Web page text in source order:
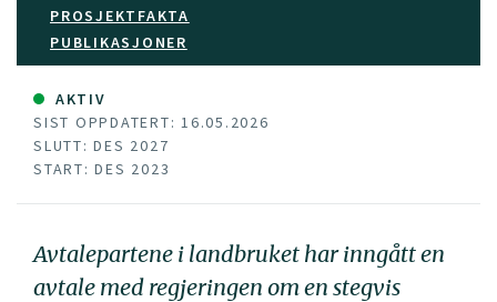
PROSJEKTFAKTA
PUBLIKASJONER
AKTIV
SIST OPPDATERT: 16.05.2026
SLUTT: DES 2027
START: DES 2023
Avtalepartene i landbruket har inngått en
avtale med regjeringen om en stegvis